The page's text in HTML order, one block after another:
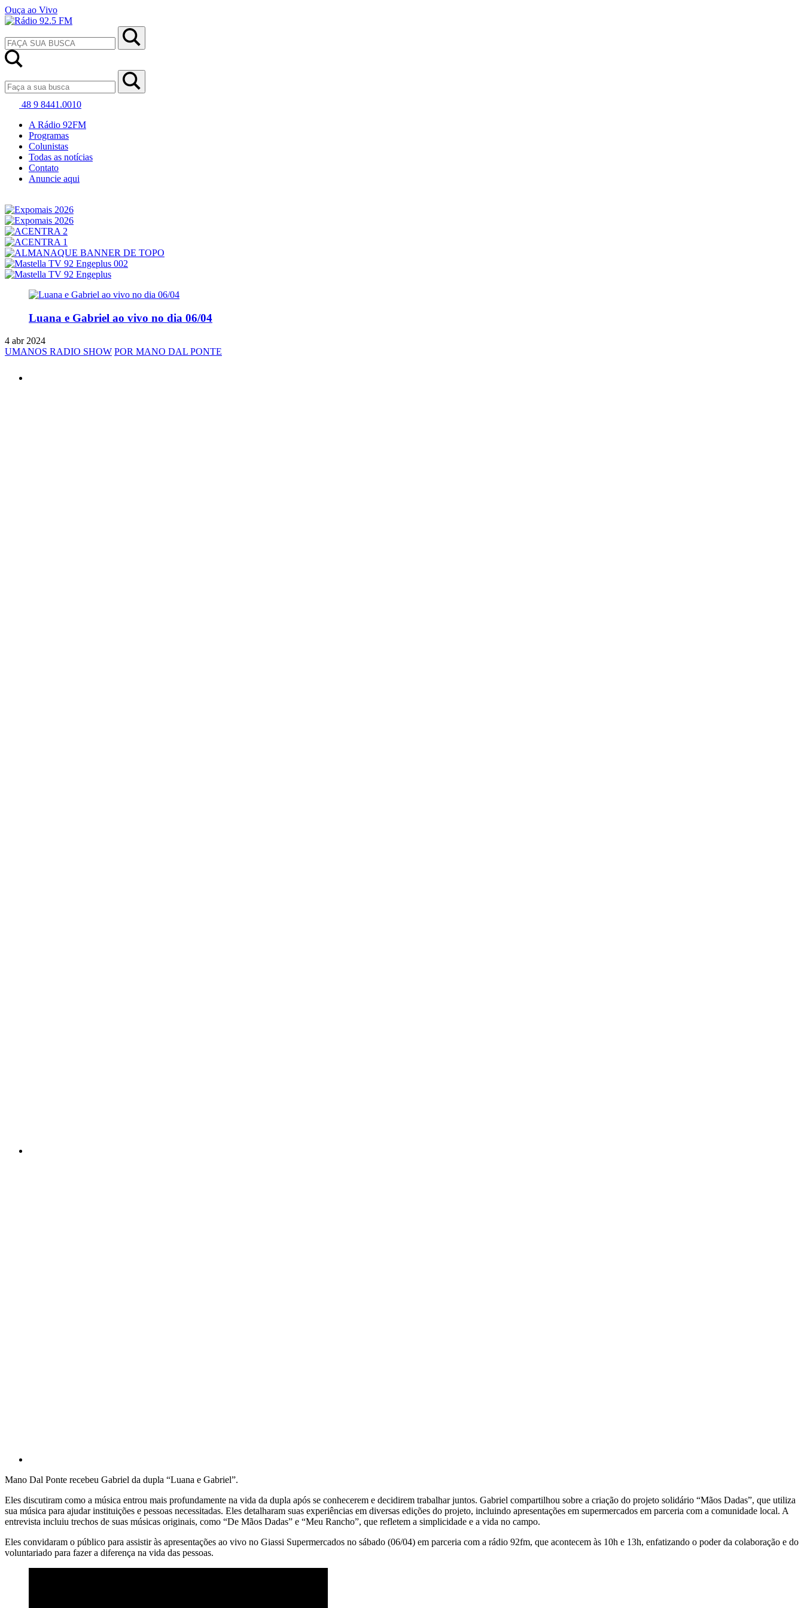
Ouça ao Vivo
48 9 8441.0010
A Rádio 92FM
Programas
Colunistas
Todas as notícias
Contato
Anuncie aqui
Luana e Gabriel ao vivo no dia 06/04
4 abr 2024
UMANOS RADIO SHOW POR MANO DAL PONTE
Mano Dal Ponte recebeu Gabriel da dupla “Luana e Gabriel”.
Eles discutiram como a música entrou mais profundamente na vida da dupla após se conhecerem e decidirem trabalhar juntos. Gabriel compartilhou sobre a criação do projeto solidário “Mãos Dadas”, que utiliza
sua música para ajudar instituições e pessoas necessitadas. Eles detalharam suas experiências em diversas edições do projeto, incluindo apresentações em supermercados em parceria com a comunidade local. A
entrevista incluiu trechos de suas músicas originais, como “De Mãos Dadas” e “Meu Rancho”, que refletem a simplicidade e a vida no campo.
Eles convidaram o público para assistir às apresentações ao vivo no Giassi Supermercados no sábado (06/04) em parceria com a rádio 92fm, que acontecem às 10h e 13h, enfatizando o poder da colaboração e do
voluntariado para fazer a diferença na vida das pessoas.